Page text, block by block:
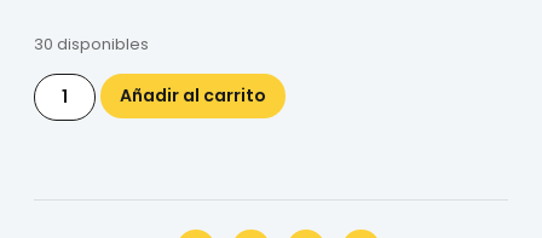
30 disponibles
Añadir al carrito